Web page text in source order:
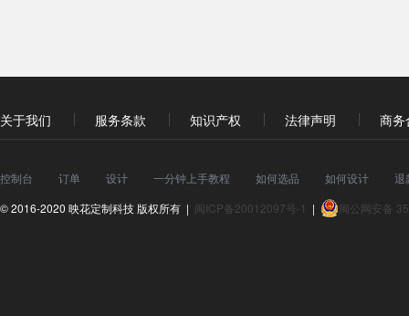
关于我们 服务条款 知识产权 法律声明 商务
控制台 订单 设计 一分钟上手教程 如何选品 如何设计
退
© 2016-2020 映花定制科技 版权所有 | 闽ICP备20012097号-1 | 闽公网安备